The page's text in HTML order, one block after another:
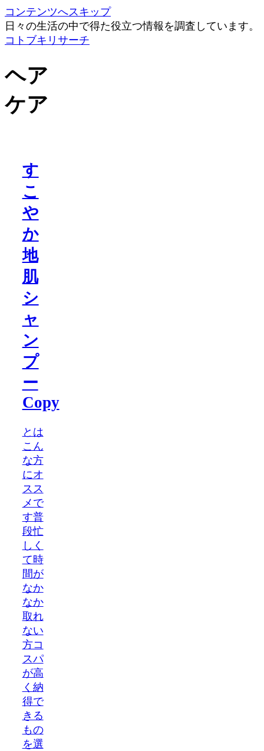
コンテンツへスキップ
日々の生活の中で得た役立つ情報を調査しています。
コトブキリサーチ
ヘア
ケア
す
こ
や
か
地
肌
シ
ャ
ン
プ
ー
Copy
とは
こん
な方
にオ
スス
メで
す普
段忙
しく
て時
間が
なか
なか
取れ
ない
方コ
スパ
が高
く納
得で
きる
もの
を選